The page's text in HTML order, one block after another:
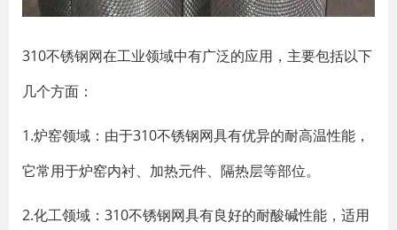
310不锈钢网在工业领域中有广泛的应用，主要包括以下
几个方面：
1.炉窑领域：由于310不锈钢网具有优异的耐高温性能，
它常用于炉窑内衬、加热元件、隔热层等部位。
2.化工领域：310不锈钢网具有良好的耐酸碱性能，适用